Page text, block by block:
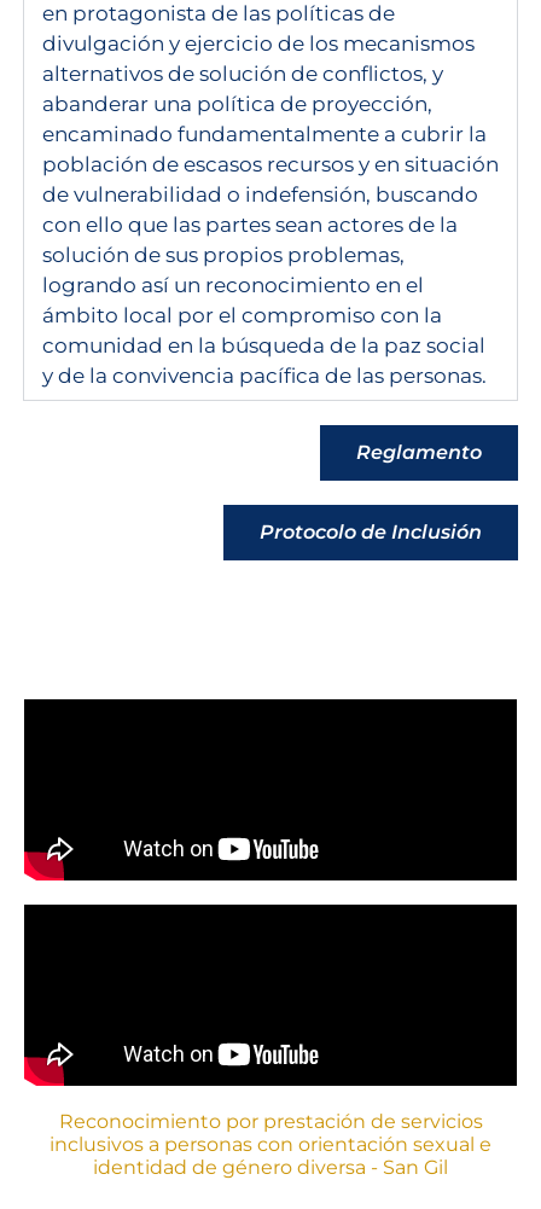
en protagonista de las políticas de
divulgación y ejercicio de los mecanismos
alternativos de solución de conflictos, y
abanderar una política de proyección,
encaminado fundamentalmente a cubrir la
población de escasos recursos y en situación
de vulnerabilidad o indefensión, buscando
con ello que las partes sean actores de la
solución de sus propios problemas,
logrando así un reconocimiento en el
ámbito local por el compromiso con la
comunidad en la búsqueda de la paz social
y de la convivencia pacífica de las personas.
Reglamento
Protocolo de Inclusión
Reconocimiento por prestación de servicios
inclusivos a personas con orientación sexual e
identidad de género diversa - San Gil